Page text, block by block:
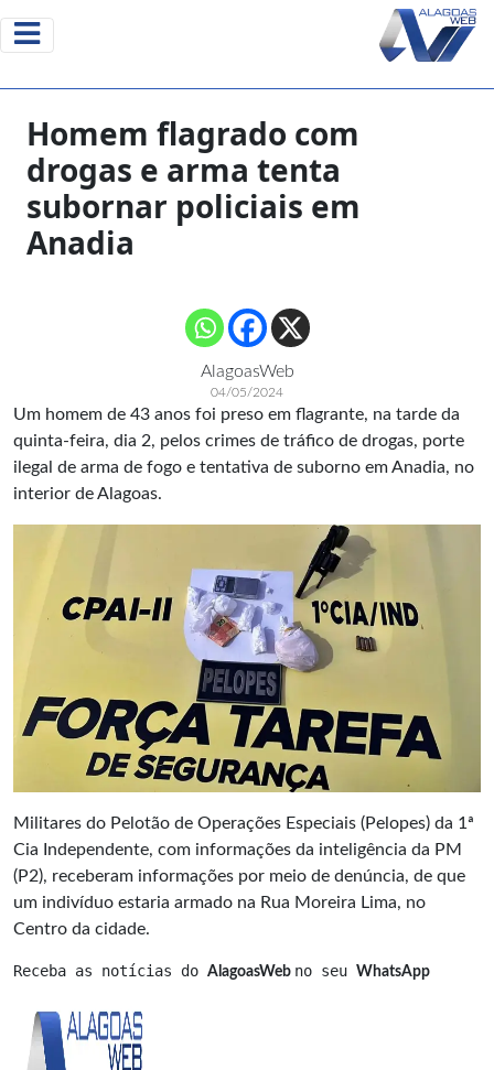
Homem flagrado com
drogas e arma tenta
subornar policiais em
Anadia
AlagoasWeb
04/05/2024
Um homem de 43 anos foi preso em flagrante, na tarde da
quinta-feira, dia 2, pelos crimes de tráfico de drogas, porte
ilegal de arma de fogo e tentativa de suborno em Anadia, no
interior de Alagoas.
Militares do Pelotão de Operações Especiais (Pelopes) da 1ª
Cia Independente, com informações da inteligência da PM
(P2), receberam informações por meio de denúncia, de que
um indivíduo estaria armado na Rua Moreira Lima, no
Centro da cidade.
Receba as notícias do AlagoasWeb no seu WhatsApp